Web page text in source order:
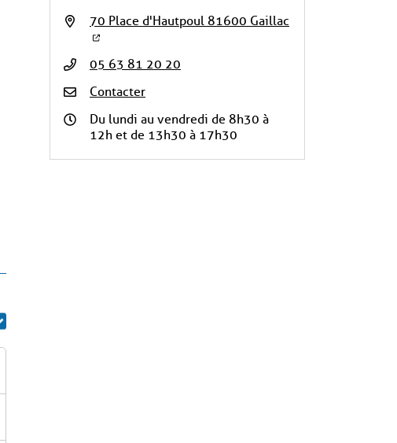
70 Place d'Hautpoul 81600 Gaillac
05 63 81 20 20
Contacter
Du lundi au vendredi de 8h30 à
12h et de 13h30 à 17h30